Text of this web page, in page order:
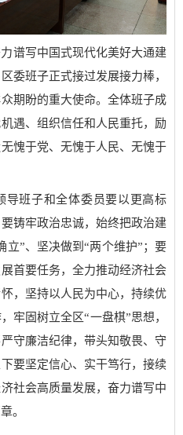
谱写中国式现代化美好大通建
委班子正式接过发展接力棒，
期盼的重大使命。全体班子成
遇、组织信任和人民重托，励
愧于党、无愧于人民、无愧于
导班子和全体委员要以更高标
铸牢政治忠诚，始终把政治建
立”、坚决做到“两个维护”；要
首要任务，全力推动经济社会
，坚持以人民为中心，持续优
牢固树立全区“一盘棋”思想，
守廉洁纪律，带头知敬畏、守
要坚定信心、实干笃行，接续
社会高质量发展，奋力谱写中
。